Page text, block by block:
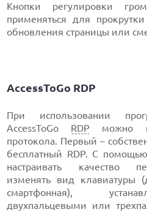
Кнопки регулировки
применяться для
обновления страницы или
AccessToGo RDP
При использовании
AccessToGo RDP можно
протокола. Первый –
бесплатный RDP. С
настраивать качество
изменять вид клавиатуры
смартфонная),
двухпальцевыми или